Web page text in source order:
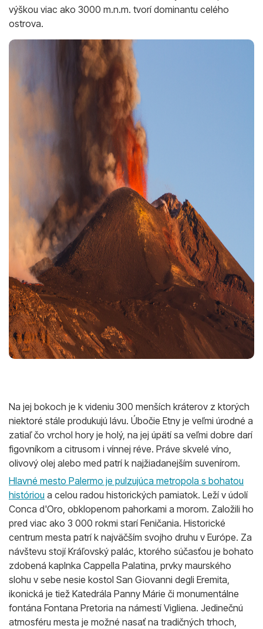
výškou viac ako 3000 m.n.m. tvorí dominantu celého
ostrova.
Na jej bokoch je k videniu 300 menších kráterov z ktorých
niektoré stále produkujú lávu. Úbočie Etny je veľmi úrodné a
zatiaľ čo vrchol hory je holý, na jej úpätí sa veľmi dobre darí
figovníkom a citrusom i vínnej réve. Práve skvelé víno,
olivový olej alebo med patrí k najžiadanejším suvenírom.
Hlavné mesto Palermo je pulzujúca metropola s bohatou
históriou a celou radou historických pamiatok. Leží v údolí
Conca d'Oro, obklopenom pahorkami a morom. Založili ho
pred viac ako 3 000 rokmi starí Feničania. Historické
centrum mesta patrí k najväčším svojho druhu v Európe. Za
návštevu stojí Kráľovský palác, ktorého súčasťou je bohato
zdobená kaplnka Cappella Palatina, prvky maurského
slohu v sebe nesie kostol San Giovanni degli Eremita,
ikonická je tiež Katedrála Panny Márie či monumentálne
fontána Fontana Pretoria na námestí Vigliena. Jedinečnú
atmosféru mesta je možné nasať na tradičných trhoch,